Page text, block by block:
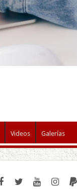
Videos Galerías